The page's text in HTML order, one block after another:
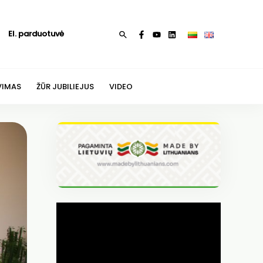
El. parduotuvė Paieška
ŽŪR JUBILIEJUS VIDEO